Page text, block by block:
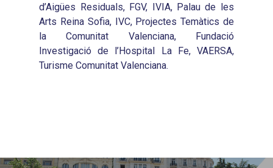
d’Aigües Residuals, FGV, IVIA, Palau de les
Arts Reina Sofia, IVC, Projectes Temàtics de
la Comunitat Valenciana, Fundació
Investigació de l’Hospital La Fe, VAERSA,
Turisme Comunitat Valenciana.